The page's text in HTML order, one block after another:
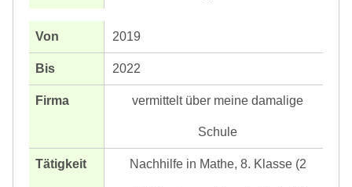
2019
2022
vermittelt über meine damalige
Schule
Nachhilfe in Mathe, 8. Klasse (2